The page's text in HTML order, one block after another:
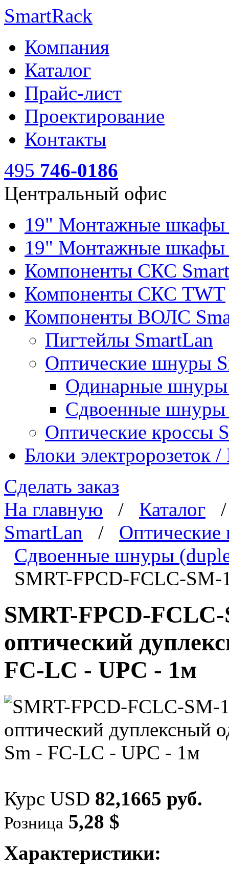
SmartRack
Компания
Каталог
Прайс-лист
Проектирование
Контакты
495 746-0186
Центральный офис
19" Монтажные
19" Монтажные шкафы
Компоненты СКС
Компоненты СКС TWT
Компоненты ВОЛС
Пигтейлы SmartLan
Оптические шнуры
Одинарные
Сдвоенные шнуры
Оптические кроссы
Блоки электророзеток
Сделать заказ
На главную / Каталог
SmartLan /
Сдвоенные шнуры
SMRT-FPCD-FCLC-SM-
SMRT-FPCD-
оптический
FC-LC - UPC - 1м
Курс USD 82,1665 руб.
Розница 5,28 $
Характеристики: